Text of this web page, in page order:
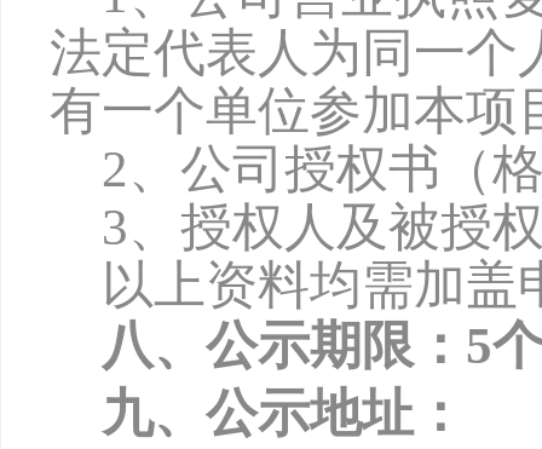
法定代表人为同一个
有一个单位参加本项
2、公司授权书（
3、授权人及被授
以上资料均需加
八、公示期限： 5
九、公示地址：